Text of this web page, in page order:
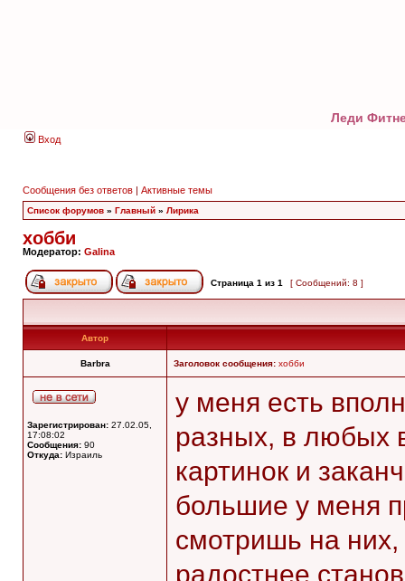
Леди
Вход
Сообщения без ответов | Активные темы
Список форумов » Главный » Лирика
хобби
Модератор: Galina
Страница 1 из 1 [ Сообщений: 8 ]
Автор
Barbra Заголовок сообщения: хобби
Зарегистрирован: 27.02.05,
17:08:02
Сообщения: 90
Откуда: Израиль
у меня есть
разных, в любых
картинок и
большие у меня
смотришь на
радостнее